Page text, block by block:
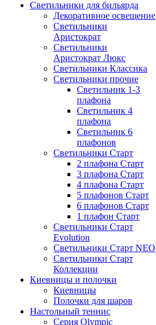
Светильники для бильярда
Декоративное освещение
Светильники
Аристократ
Светильники
Аристократ Люкс
Светильники Классика
Светильники прочие
Светильник 1-3
плафона
Светильник 4
плафона
Светильник 6
плафонов
Светильники Старт
2 плафона Старт
3 плафона Старт
4 плафона Старт
5 плафонов Старт
6 плафонов Старт
1 плафон Старт
Светильники Старт
Evolution
Светильники Старт NEO
Светильники Старт
Коллекции
Киевницы и полочки
Киевницы
Полочки для шаров
Настольный теннис
Серия Olympic